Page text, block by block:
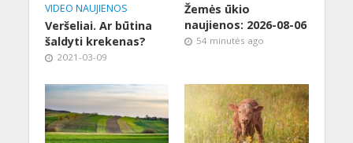
VIDEO NAUJIENOS
Veršeliai. Ar būtina
šaldyti krekenas?
2021-03-09
Žemės ūkio
naujienos: 2026-08-06
54 minutės ago